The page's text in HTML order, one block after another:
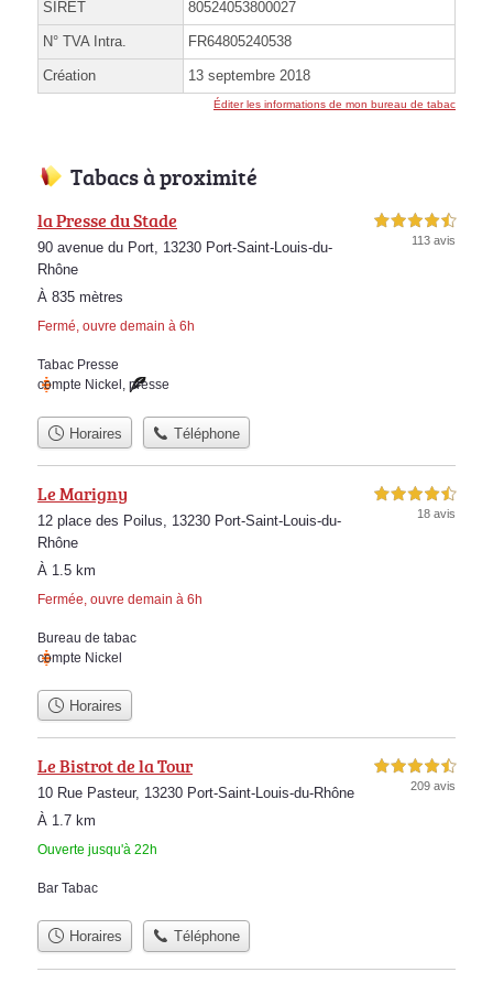
SIRET 80524053800027
N° TVA Intra. FR64805240538
Création 13 septembre 2018
Éditer les informations de mon bureau de tabac
Tabacs à proximité
la Presse du Stade
90 avenue du Port, 13230 Port-Saint-Louis-du-
Rhône
À 835 mètres
Fermé, ouvre demain à 6h
4,5 étoiles sur 5
113 avis
Tabac Presse
compte Nickel , presse
Horaires Téléphone
Le Marigny
12 place des Poilus, 13230 Port-Saint-Louis-du-
Rhône
À 1.5 km
Fermée, ouvre demain à 6h
4,5 étoiles sur 5
18 avis
Bureau de tabac
compte Nickel
Horaires
Le Bistrot de la Tour
10 Rue Pasteur, 13230 Port-Saint-Louis-du-Rhône
À 1.7 km
Ouverte jusqu'à 22h
4,5 étoiles sur 5
209 avis
Bar Tabac
Horaires Téléphone